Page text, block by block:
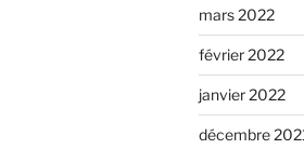
mars 2022
février 2022
janvier 2022
décembre